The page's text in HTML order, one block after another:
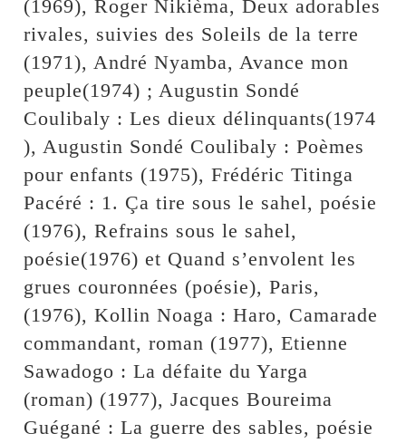
(1969), Roger Nikièma, Deux adorables
rivales, suivies des Soleils de la terre
(1971), André Nyamba, Avance mon
peuple(1974) ; Augustin Sondé
Coulibaly : Les dieux délinquants(1974
), Augustin Sondé Coulibaly : Poèmes
pour enfants (1975), Frédéric Titinga
Pacéré : 1. Ça tire sous le sahel, poésie
(1976), Refrains sous le sahel,
poésie(1976) et Quand s’envolent les
grues couronnées (poésie), Paris,
(1976), Kollin Noaga : Haro, Camarade
commandant, roman (1977), Etienne
Sawadogo : La défaite du Yarga
(roman) (1977), Jacques Boureima
Guégané : La guerre des sables, poésie